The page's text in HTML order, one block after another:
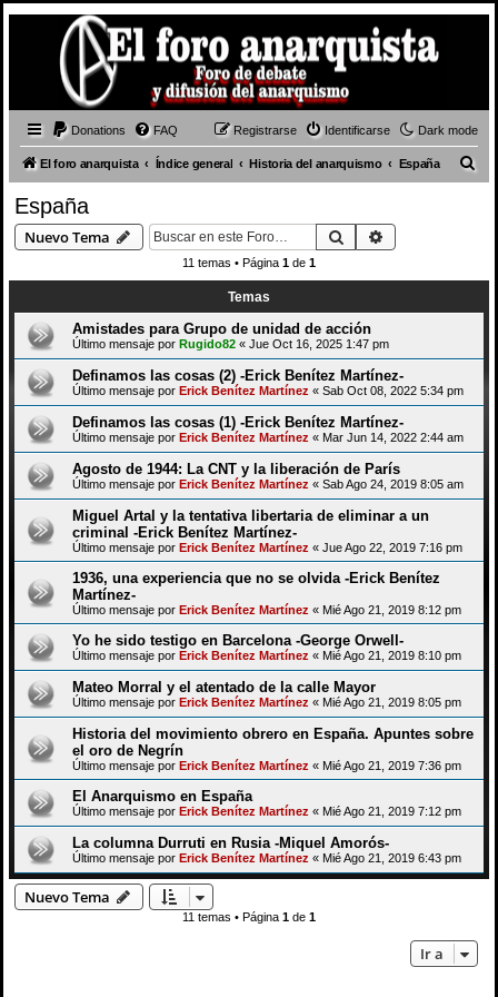
Dark mode
Donations FAQ Identificarse
Registrarse
El foro anarquista Índice general Historia del anarquismo España
España
Nuevo Tema Buscar
11 temas • Página 1 de 1
Temas
Amistades para Grupo de unidad de acción
Último mensaje por Rugido82 « Jue Oct 16, 2025 1:47 pm
Definamos las cosas (2) -Erick Benítez Martínez-
Último mensaje por Erick Benítez Martínez « Sab Oct 08, 2022 5:34 pm
Definamos las cosas (1) -Erick Benítez Martínez-
Último mensaje por Erick Benítez Martínez « Mar Jun 14, 2022 2:44 am
Agosto de 1944: La CNT y la liberación de París
Último mensaje por Erick Benítez Martínez « Sab Ago 24, 2019 8:05 am
Miguel Artal y la tentativa libertaria de eliminar a un
criminal -Erick Benítez Martínez-
Último mensaje por Erick Benítez Martínez « Jue Ago 22, 2019 7:16 pm
1936, una experiencia que no se olvida -Erick Benítez
Martínez-
Último mensaje por Erick Benítez Martínez « Mié Ago 21, 2019 8:12 pm
Yo he sido testigo en Barcelona -George Orwell-
Último mensaje por Erick Benítez Martínez « Mié Ago 21, 2019 8:10 pm
Mateo Morral y el atentado de la calle Mayor
Último mensaje por Erick Benítez Martínez « Mié Ago 21, 2019 8:05 pm
Historia del movimiento obrero en España. Apuntes sobre
el oro de Negrín
Último mensaje por Erick Benítez Martínez « Mié Ago 21, 2019 7:36 pm
El Anarquismo en España
Último mensaje por Erick Benítez Martínez « Mié Ago 21, 2019 7:12 pm
La columna Durruti en Rusia -Miquel Amorós-
Último mensaje por Erick Benítez Martínez « Mié Ago 21, 2019 6:43 pm
Nuevo Tema
11 temas • Página 1 de 1
Ir a